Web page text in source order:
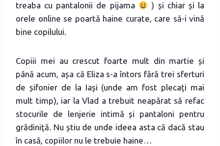
treaba cu pantalonii de pijama
) și chiar și la
orele online se poartă haine curate, care să-i vină
bine copilului.
Copiii mei au crescut foarte mult din martie și
până acum, așa că Eliza s-a întors fără trei sferturi
de șifonier de la Iași (unde am fost plecați mai
mult timp), iar la Vlad a trebuit neapărat să refac
stocurile de lenjerie intimă și pantaloni pentru
grădiniță. Nu știu de unde ideea asta că dacă stau
în casă, copiilor nu le trebuie haine…